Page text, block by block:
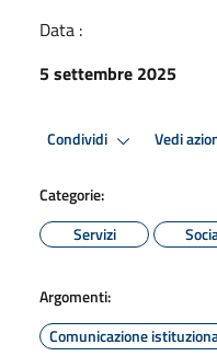
Data :
5 settembre 2025
Condividi Vedi
Categorie:
Servizi
Argomenti:
Comunicazione